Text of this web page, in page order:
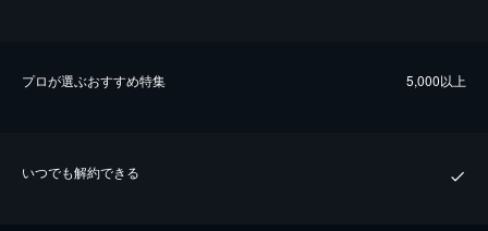
プロが選ぶおすすめ特集 5,000以上
いつでも解約できる